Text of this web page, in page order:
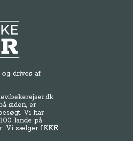
drives af
siden, er
Vi har
lande på
Vi sælger IKKE